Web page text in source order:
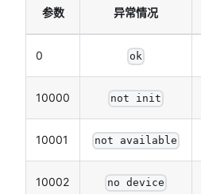
参数 异常情况
0 ok
10000 not init
10001 not available
10002 no device